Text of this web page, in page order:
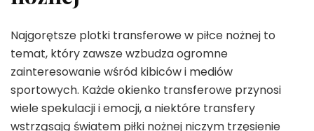
Najgorętsze plotki transferowe w piłce nożnej to
temat, który zawsze wzbudza ogromne
zainteresowanie wśród kibiców i mediów
sportowych. Każde okienko transferowe przynosi
wiele spekulacji i emocji, a niektóre transfery
wstrząsają światem piłki nożnej niczym trzęsienie